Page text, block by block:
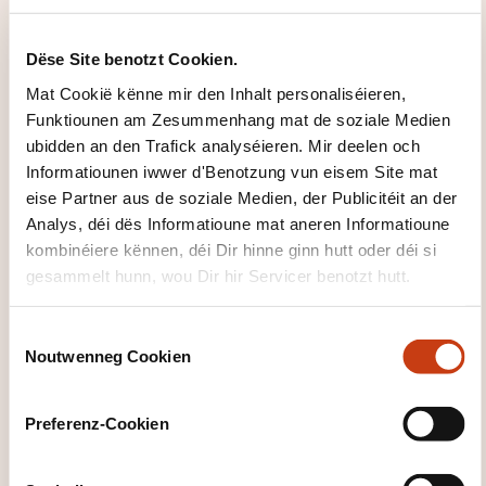
Dëse Site benotzt Cookien.
Mat Cookië kënne mir den Inhalt personaliséieren,
Funktiounen am Zesummenhang mat de soziale Medien
ubidden an den Trafick analyséieren. Mir deelen och
Informatiounen iwwer d'Benotzung vun eisem Site mat
eise Partner aus de soziale Medien, der Publicitéit an der
Analys, déi dës Informatioune mat aneren Informatioune
kombinéiere kënnen, déi Dir hinne ginn hutt oder déi si
gesammelt hunn, wou Dir hir Servicer benotzt hutt.
Noutwenneg Cookien
Preferenz-Cookien
Applications financières
sur Excel (C2020)
LYCÉE TECHNIQUE DU CENTRE
LUXEMBOURG
Logiciel - Logiciel Content
Management Entreprise -
Spreadsheet-Logiciel - Logiciel